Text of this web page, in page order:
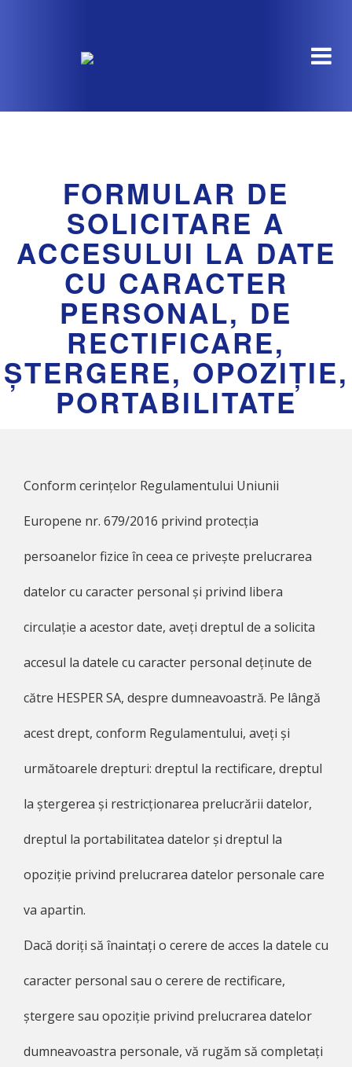
FORMULAR DE
SOLICITARE A
ACCESULUI LA DATE
CU CARACTER
PERSONAL, DE
RECTIFICARE,
ȘTERGERE, OPOZIȚIE,
PORTABILITATE
Conform cerințelor Regulamentului Uniunii
Europene nr. 679/2016 privind protecţia
persoanelor fizice în ceea ce priveşte prelucrarea
datelor cu caracter personal şi privind libera
circulaţie a acestor date, aveți dreptul de a solicita
accesul la datele cu caracter personal deținute de
către HESPER SA, despre dumneavoastră. Pe lângă
acest drept, conform Regulamentului, aveți și
următoarele drepturi: dreptul la rectificare, dreptul
la ștergerea și restricționarea prelucrării datelor,
dreptul la portabilitatea datelor și dreptul la
opoziție privind prelucrarea datelor personale care
va apartin.
Dacă doriți să înaintați o cerere de acces la datele cu
caracter personal sau o cerere de rectificare,
ștergere sau opoziție privind prelucrarea datelor
dumneavoastra personale, vă rugăm să completați